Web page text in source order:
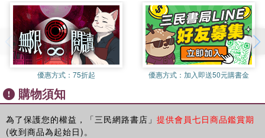
健康的花兒怎麼挑才能增長瓶插賞花期限壽命？從葉子、從花瓣、
從花苞…，花店老闆不告訴你的辨別秘密，本書一一教你怎麼挑
選。
頼鼼精美花卉照片、不同角度通通拍給你看
看植物冊最怕圖片模糊不清、拍攝角度又奇異到讓人即使到了花
繡球花………27
康乃馨………30
非洲菊………33
百合………36
海芋………39
優惠方式： 75折起 優惠方式： 加入即送50元購書金
購物須知
為了保護您的權益，「三民網路書店」 提供會員七日商品鑑賞期
(收到商品為起始日)。